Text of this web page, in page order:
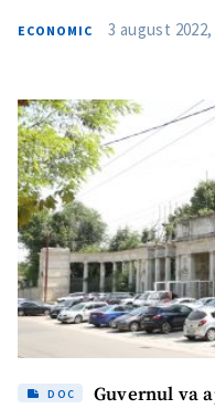
ECONOMIC 3 august 2022,
DOC
Guvernul va